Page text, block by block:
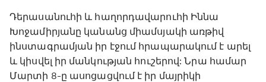
Դերասանուհի և հաղորդավարուհի Իննա
Խոջամիրյանը կանանց միամսյակի առթիվ
ինստագրամյան իր էջում հրապարակում է արել
և կիսվել իր մանկության հուշերով: Նրա համար
Մարտի 8-ը ասոցացվում է իր մայրիկի